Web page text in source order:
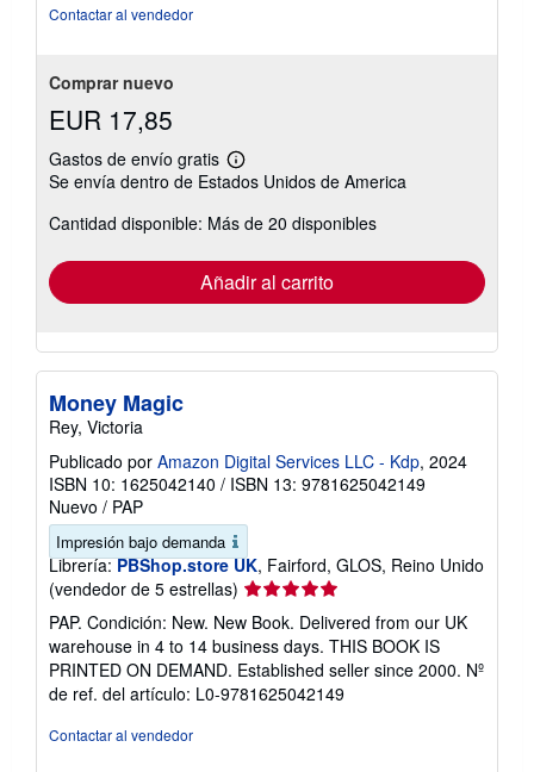
Contactar al vendedor
Comprar nuevo
EUR 17,85
Gastos de envío gratis
Más
información
las
envío
Se envía dentro de Estados Unidos de America
Cantidad disponible: Más de 20 disponibles
Añadir al carrito
Money Magic
Rey, Victoria
Publicado por Amazon Digital Services LLC - Kdp, 2024
ISBN 10: 1625042140 / ISBN 13: 9781625042149
Nuevo / PAP
Impresión bajo demanda
Librería: PBShop.store UK, Fairford, GLOS, Reino Unido
(vendedor de 5 estrellas) Calificación
del
vendedor:
5
de
5
PAP. Condición: New. New Book. Delivered from our UK
warehouse in 4 to 14 business days. THIS BOOK IS
PRINTED ON DEMAND. Established seller since 2000. Nº
de ref. del artículo: L0-9781625042149
Contactar al vendedor